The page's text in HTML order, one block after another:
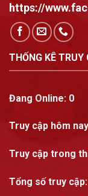
https://
THỐNG KÊ TRUY
Đang Online: 0
Truy cập hôm
Truy cập trong
Tổng số truy cập: